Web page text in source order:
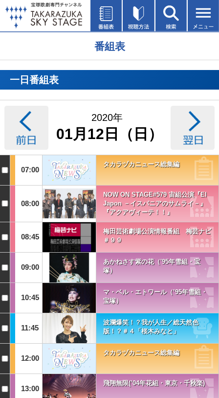
番組表
一日番組表
2020年
01月12日（日）
07:00
タカラヅカニュース総集編
08:00
NOW ON STAGE#579 宙組公演『El
Japon －イスパニアのサムライ－』
『アクアヴィーテ！！』
08:45
梅田芸術劇場公演情報番組 梅芸ナビ
＃９９
09:00
あかねさす紫の花（'95年雪組・宝
塚）
10:45
マ・ベル・エトワール（’95年雪組・
宝塚）
11:45
波瀾爆笑！？我が人生／総天然色
版！？＃４「桜木みなと」
12:00
タカラヅカニュース総集編
13:00
飛翔無限(’04年花組・東京・千秋楽)